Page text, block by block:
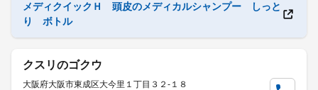
メディクイックＨ 頭皮のメディカルシャンプー しっと
り ボトル
クスリのゴクウ
大阪府大阪市東成区大今里１丁目３２-１８